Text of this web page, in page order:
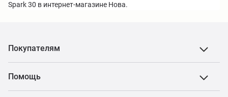
Spark 30 в интернет-магазине Нова.
Покупателям
Помощь